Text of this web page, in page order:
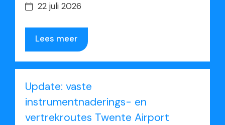
22 juli 2026
Lees meer
Update: vaste
instrumentnaderings- en
vertrekroutes Twente Airport